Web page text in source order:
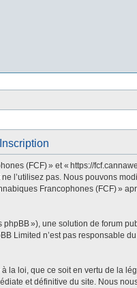
(FCF) » et « https://
l’utilisez pas. Nous pouvons
Francophones (FCF) »
phpBB »), une solution de forum
Limited n’est pas responsable
loi, que ce soit en vertu de la
et définitive du site. Nous